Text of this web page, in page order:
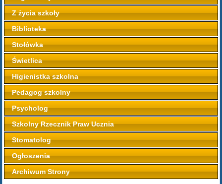
Z życia szkoły
Biblioteka
Stołówka
Świetlica
Higienistka szkolna
Pedagog szkolny
Psycholog
Szkolny Rzecznik Praw Ucznia
Stomatolog
Ogłoszenia
Archiwum Strony